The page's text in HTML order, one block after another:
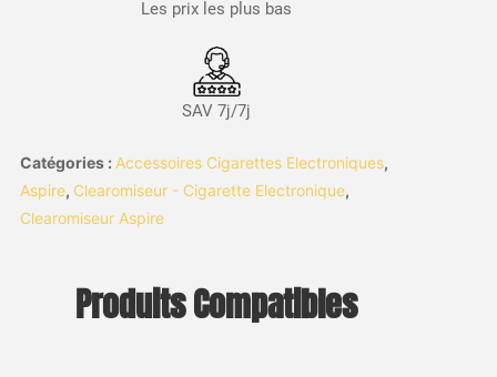
Les prix les plus bas
SAV 7j/7j
Catégories : Accessoires Cigarettes Electroniques,
Aspire, Clearomiseur - Cigarette Electronique,
Clearomiseur Aspire
Produits Compatibles